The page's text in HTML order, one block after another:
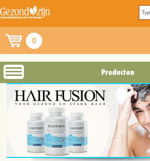
0
Producten